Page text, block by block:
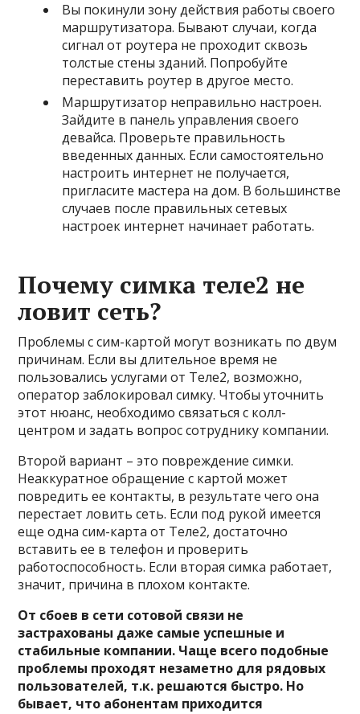
Вы покинули зону действия работы своего
маршрутизатора. Бывают случаи, когда
сигнал от роутера не проходит сквозь
толстые стены зданий. Попробуйте
переставить роутер в другое место.
Маршрутизатор неправильно настроен.
Зайдите в панель управления своего
девайса. Проверьте правильность
введенных данных. Если самостоятельно
настроить интернет не получается,
пригласите мастера на дом. В большинстве
случаев после правильных сетевых
настроек интернет начинает работать.
Почему симка теле2 не
ловит сеть?
Проблемы с сим-картой могут возникать по двум
причинам. Если вы длительное время не
пользовались услугами от Теле2, возможно,
оператор заблокировал симку. Чтобы уточнить
этот нюанс, необходимо связаться с колл-
центром и задать вопрос сотруднику компании.
Второй вариант – это повреждение симки.
Неаккуратное обращение с картой может
повредить ее контакты, в результате чего она
перестает ловить сеть. Если под рукой имеется
еще одна сим-карта от Теле2, достаточно
вставить ее в телефон и проверить
работоспособность. Если вторая симка работает,
значит, причина в плохом контакте.
От сбоев в сети сотовой связи не
застрахованы даже самые успешные и
стабильные компании. Чаще всего подобные
проблемы проходят незаметно для рядовых
пользователей, т.к. решаются быстро. Но
бывает, что абонентам приходится